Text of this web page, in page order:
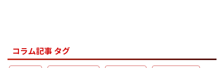
コラム記事 タグ